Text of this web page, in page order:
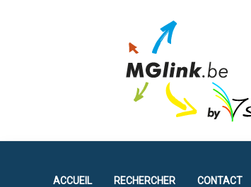
ACCUEIL RECHERCHER CONTACT